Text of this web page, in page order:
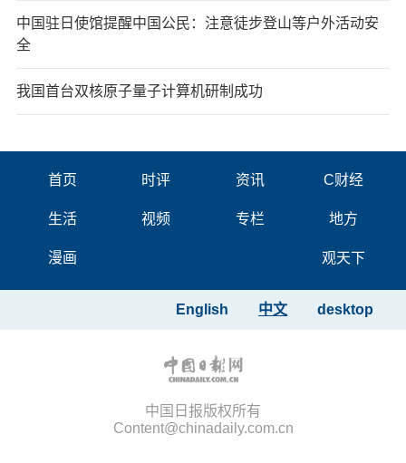
中国驻日使馆提醒中国公民：注意徒步登山等户外活动安
全
我国首台双核原子量子计算机研制成功
首页 时评 资讯 C财经
生活 视频 专栏 地方
漫画 观天下
desktop
中文
English
中国日报版权所有
Content@chinadaily.com.cn